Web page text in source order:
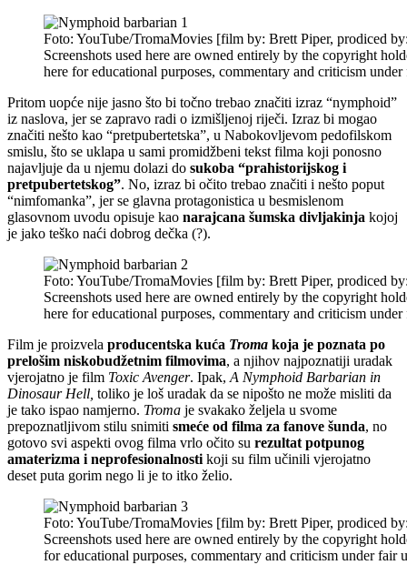
Foto: YouTube/TromaMovies [film by: Brett Piper, prodiced
Screenshots used here are owned entirely by the copyright
here for educational purposes, commentary and criticism under
Pritom uopće nije jasno što bi točno trebao značiti izraz “nymphoid”
iz naslova, jer se zapravo radi o izmišljenoj riječi. Izraz bi mogao
značiti nešto kao “pretpubertetska”, u Nabokovljevom pedofilskom
smislu, što se uklapa u sami promidžbeni tekst filma koji ponosno
najavljuje da u njemu dolazi do sukoba “prahistorijskog i
pretpubertetskog”. No, izraz bi očito trebao značiti i nešto poput
“nimfomanka”, jer se glavna protagonistica u besmislenom
glasovnom uvodu opisuje kao narajcana šumska divljakinja kojoj
je jako teško naći dobrog dečka (?).
Foto: YouTube/TromaMovies [film by: Brett Piper, prodiced
Screenshots used here are owned entirely by the copyright
here for educational purposes, commentary and criticism under
Film je proizvela producentska kuća Troma koja je poznata po
prelošim niskobudžetnim filmovima, a njihov najpoznatiji uradak
vjerojatno je film Toxic Avenger. Ipak, A Nymphoid Barbarian in
Dinosaur Hell, toliko je loš uradak da se nipošto ne može misliti da
je tako ispao namjerno. Troma je svakako željela u svome
prepoznatljivom stilu snimiti smeće od filma za fanove šunda, no
gotovo svi aspekti ovog filma vrlo očito su rezultat potpunog
amaterizma i neprofesionalnosti koji su film učinili vjerojatno
deset puta gorim nego li je to itko želio.
Foto: YouTube/TromaMovies [film by: Brett Piper, prodiced
Screenshots used here are owned entirely by the copyright
for educational purposes, commentary and criticism under fair